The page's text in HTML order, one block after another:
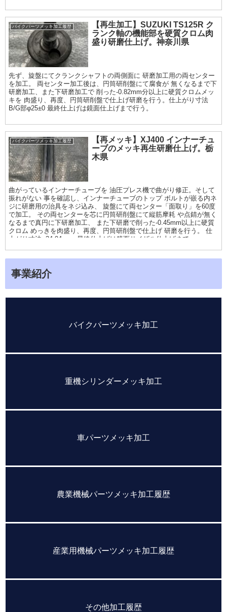
バイクパーツメッキ加工履歴
【再生加工】SUZUKI TS125R ク
ランク軸の機能部を硬質クロム肉
盛り研磨仕上げ。神奈川県
先ず、旋盤にてクランクシャフトの両側面に 研磨加工用の両センター
を加工。 両センター加工後は、円筒研削盤にて腐食が 無くなるまで下
研磨加工、また下研磨加工で 削った-0.82mm分以上に硬質クロムメッ
キを 肉盛り、再度、円筒研削盤で仕上げ研磨を行う。仕上がり寸法
B/G部φ25±0 最終仕上げは鏡面仕上げまで行う。
バイクパーツメッキ加工履歴
【再メッキ】XJ400 インナーチュ
ーブのメッキ再生研磨仕上げ。栃
木県
曲がっているインナーチューブを 油圧プレス機で曲がり修正。そして
振れがない 事を確認し、インナーチューブのトップ ボルトが嵌る内ネ
ジに研磨用の治具をネジ込み、 旋盤にて両センター「面取り」を60度
で加工。 その両センターを芯に円筒研削盤にて縦筋摩耗 や点錆が無く
なるまで真円に下研磨加工、 また下研磨で削った-0.45mm以上に硬質
クロム めっきを肉盛り、再度、円筒研削盤で仕上げ 研磨を行う。 仕
上がり寸法φ34.94mm. 最終仕上げは鏡面サイザル仕上げまで
事業紹介
バイクパーツメッキ加工
重機シリンダーメッキ加工
車パーツメッキ加工
農業機械パーツメッキ加工履歴
産業用機械パーツメッキ加工履歴
その他加工履歴